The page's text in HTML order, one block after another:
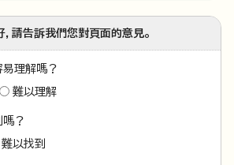
請告訴我們您對頁面的意見。
理解嗎？
難以理解
？
難以找到